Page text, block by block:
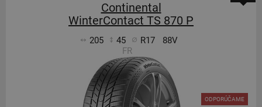
Continental
WinterContact TS 870 P
205 45 R17
88V
FR
ODPORÚČAME